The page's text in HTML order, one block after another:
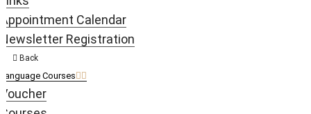
Appointment Calendar
Newsletter Registration
Back
Language Courses
Voucher